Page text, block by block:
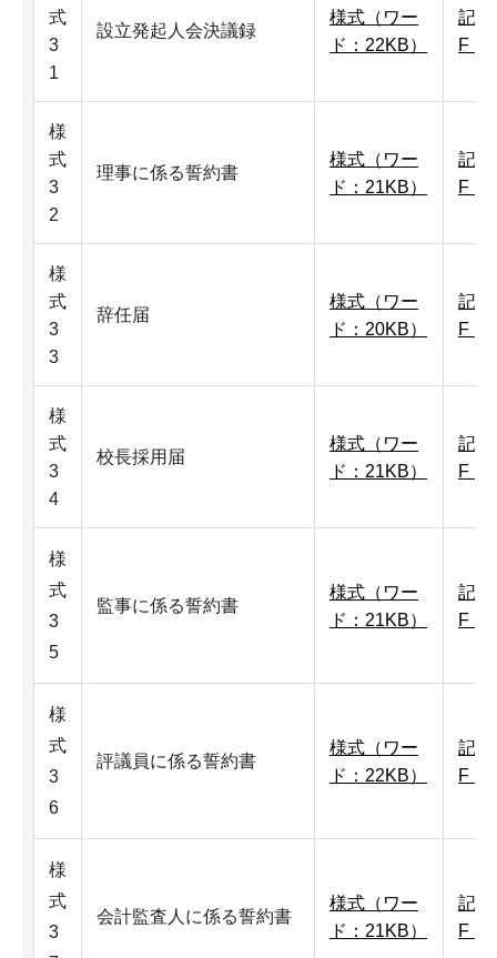
式
3
1
設立発起人会決議録
様式（ワー
ド：22KB）
記
F：
様
式
3
2
理事に係る誓約書
様式（ワー
ド：21KB）
記
F：
様
式
3
3
辞任届
様式（ワー
ド：20KB）
記
F：
様
式
3
4
校長採用届
様式（ワー
ド：21KB）
記
F：
様
式
3
5
監事に係る誓約書
様式（ワー
ド：21KB）
記
F：
様
式
3
6
評議員に係る誓約書
様式（ワー
ド：22KB）
記
F：
様
式
3
会計監査人に係る誓約書
様式（ワー
ド：21KB）
記
F：